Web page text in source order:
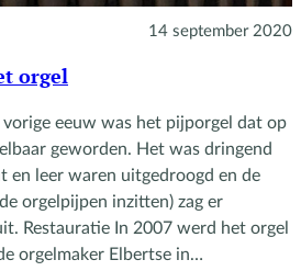
14 september 2020
orgel
eeuw was het pijporgel dat op
geworden. Het was dringend
en leer waren uitgedroogd en de
orgelpijpen inzitten) zag er
Restauratie In 2007 werd het orgel
orgelmaker Elbertse in…